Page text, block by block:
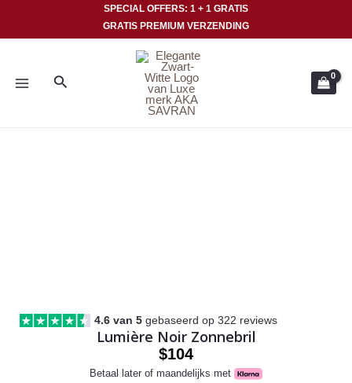
SPECIAL OFFERS: 1 + 1 GRATIS
GRATIS PREMIUM VERZENDING
Zoeken
4.6 van 5 gebaseerd op 322 reviews
Lumière Noir Zonnebril
$104
Betaal later of maandelijks met